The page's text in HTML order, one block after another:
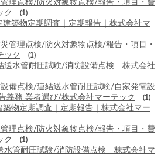
理点検/防火対象物点検/報告・項目・費
ク
(1)
築物定期調査｜定期報告｜株式会社マ
管理点検/防火対象物点検/報告・項目・
ック
(1)
送水管耐圧試験/消防設備点検 株式会社
備点検/連結送水管耐圧試験/自家発電設
義務 業者選び/株式会社マーテック
(1)
物定期調査｜定期報告｜株式会社マー
理点検/防火対象物点検/報告・項目・費
ク
(1)
水管耐圧試験/消防設備点検 株式会社マ